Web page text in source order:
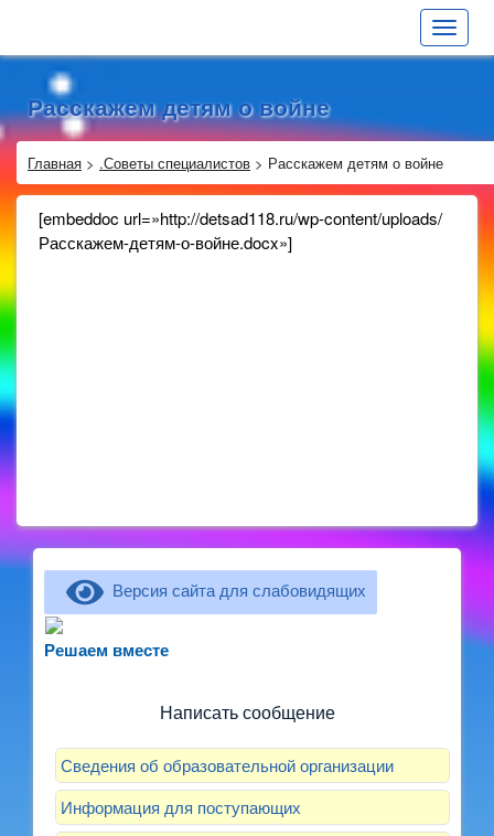
Toggle
Расскажем детям о войне
Главная > .Советы специалистов > Расскажем детям о войне
[embeddoc url=»http://detsad118.ru/wp-content/uploads/
Расскажем-детям-о-войне.docx»]
Версия сайта для слабовидящих
Решаем вместерассказать о воспитателях? Знаете, как
Написать сообщение
Сведения об образовательной организации
Информация для поступающих